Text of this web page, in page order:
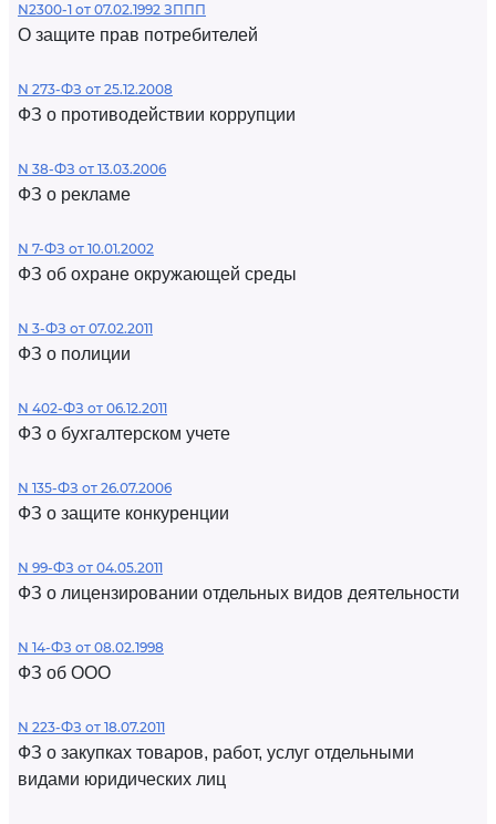
N2300-1 от 07.02.1992 ЗППП
О защите прав потребителей
N 273-ФЗ от 25.12.2008
ФЗ о противодействии коррупции
N 38-ФЗ от 13.03.2006
ФЗ о рекламе
N 7-ФЗ от 10.01.2002
ФЗ об охране окружающей среды
N 3-ФЗ от 07.02.2011
ФЗ о полиции
N 402-ФЗ от 06.12.2011
ФЗ о бухгалтерском учете
N 135-ФЗ от 26.07.2006
ФЗ о защите конкуренции
N 99-ФЗ от 04.05.2011
ФЗ о лицензировании отдельных видов деятельности
N 14-ФЗ от 08.02.1998
ФЗ об ООО
N 223-ФЗ от 18.07.2011
ФЗ о закупках товаров, работ, услуг отдельными
видами юридических лиц